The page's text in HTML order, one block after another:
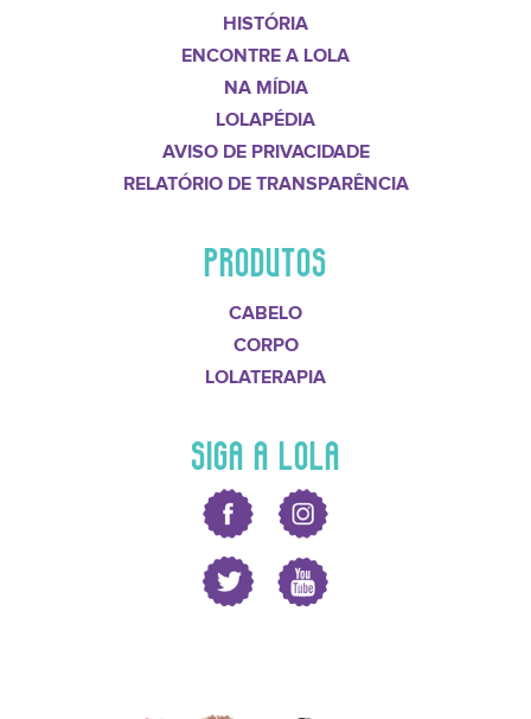
HISTÓRIA
ENCONTRE A LOLA
NA MÍDIA
LOLAPÉDIA
AVISO DE PRIVACIDADE
RELATÓRIO DE TRANSPARÊNCIA
PRODUTOS
CABELO
CORPO
LOLATERAPIA
SIGA A LOLA